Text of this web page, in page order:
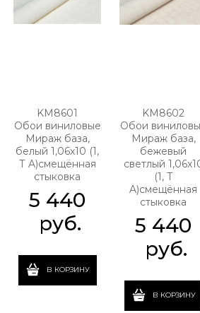
KM8601
Обои виниловые
Мираж база,
белый 1,06х10 (1,
Т A)смещённая
стыковка
5 440
руб.
В КОРЗИНУ
KM8602
Обои
Мираж база,
бежевый
светлый
(1, Т
A)смещённая
стыковка
5 440
руб.
В КОРЗИНУ